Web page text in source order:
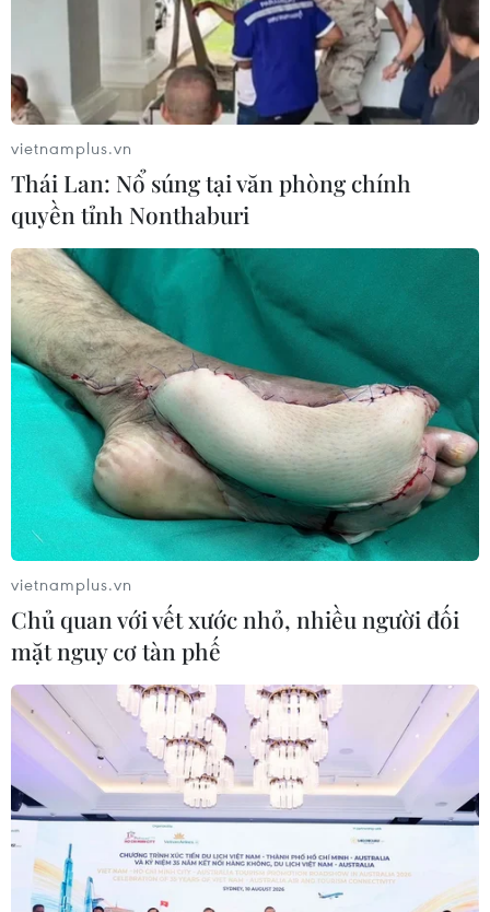
vietnamplus.vn
Thái Lan: Nổ súng tại văn phòng chính
quyền tỉnh Nonthaburi
vietnamplus.vn
Chủ quan với vết xước nhỏ, nhiều người đối
mặt nguy cơ tàn phế